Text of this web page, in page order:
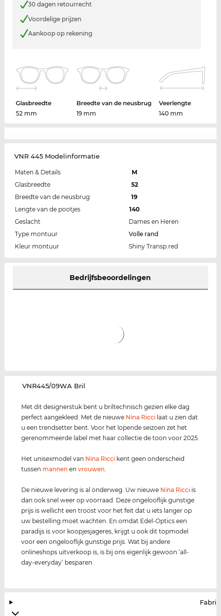
30 dagen retourrecht
Voordelige prijzen
Aankoop op rekening
Glasbreedte
52 mm
Breedte van de neusbrug
19 mm
Veerlengte
140 mm
VNR 445 Modelinformatie
Maten & Details
M
Glasbreedte
52
Breedte van de neusbrug
19
Lengte van de pootjes
140
Geslacht
Dames en Heren
Type montuur
Volle rand
Kleur montuur
Shiny Transp.red
Bedrijfsbeoordelingen
‌VNR445/09WA Bril
Met dit designerstuk bent u briltechnisch gezien elke dag
perfect aangekleed. Met de nieuwe Nina Ricci laat u zien dat
u een trendsetter bent. Voor het lopende seizoen zet het
gerenommeerde label met haar collectie de toon voor 2025.
Het unisexmodel van Nina Ricci kent geen onderscheid
tussen mannen envrouwen
De nieuwe levering is al onderweg. Uw nieuwe Nina Ricci is
dan ook snel weer op voorraad. Deze ongelooflijk gunstige
prijs is wellicht een troost voor het feit dat u iets langer op
uw bestelling moet wachten. En omdat Edel-Optics een
paradijs is voor koopjesjageres, krijgt u ook dit topmodel
voor een ongelooflijk gunstige prijs. Wat bij andere
onlineshops uitverkoop is, is bij ons eigenlijk gewoon ‘all-
day-everyday’ besparen.